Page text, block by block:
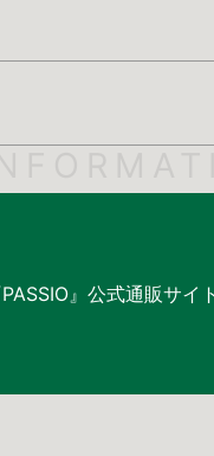
』公式通販サイ